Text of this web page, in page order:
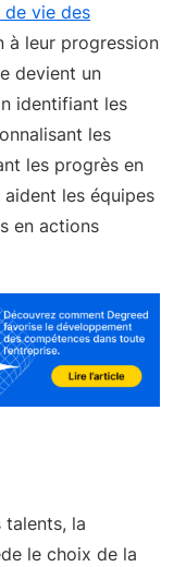
de vie des
à leur progression
devient un
identifiant les
les
les progrès en
les équipes
en actions
talents, la
le choix de la